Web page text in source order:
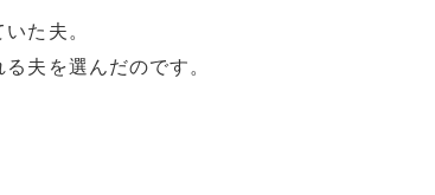
た夫。
夫を選んだのです。